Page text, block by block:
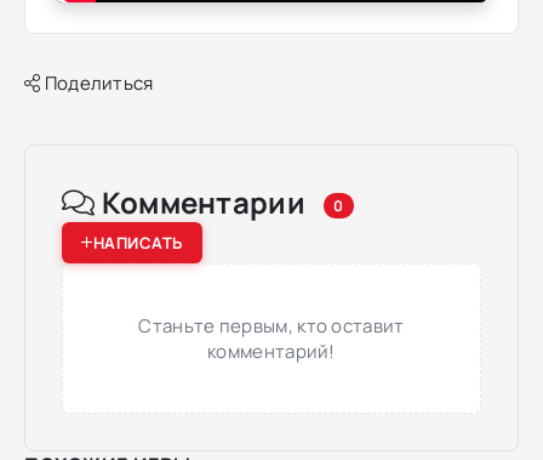
Поделиться
Комментарии 0
НАПИСАТЬ
Станьте первым, кто оставит
комментарий!